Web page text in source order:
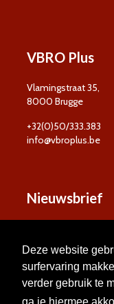
Deze website
surfervaring
verder gebruik te
VBRO Plus
Vlamingstraat 35,
8000 Brugge
+32(0)50/333.383
info@vbroplus.be
Nieuwsbrief